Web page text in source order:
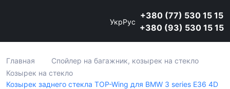
УкрРус
+380 (77) 530 15 15
+380 (93) 530 15 15
Главная
Спойлер на багажник, козырек на стекло
Козырек на стекло
Козырек заднего стекла TOP-Wing для BMW 3 series E36 4D